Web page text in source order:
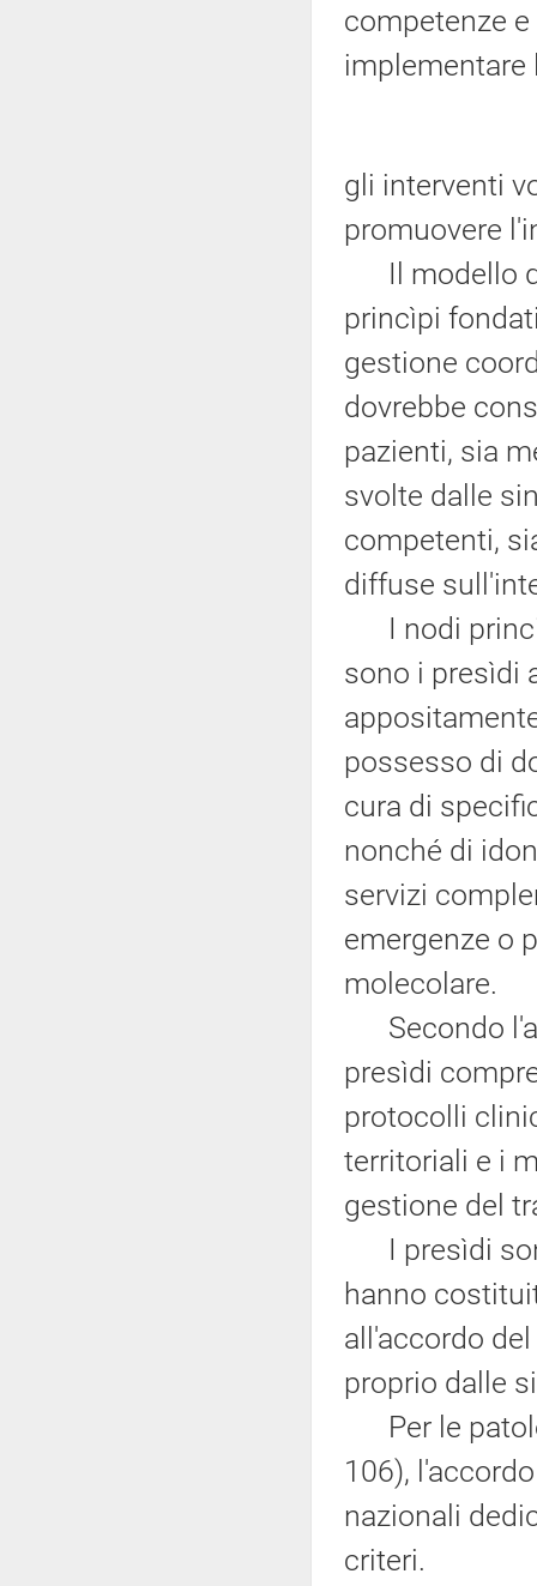
competenze
implementare
gli interventi
promuovere
Il modello
princìpi
gestione
dovrebbe
pazienti, sia
svolte dalle
competenti,
diffuse
I nodi
sono i presìdi
possesso di
cura di
nonché di
servizi
emergenze o
molecolare.
Secondo
presìdi
protocolli
territoriali e i
gestione del
I presìdi
hanno
all'accordo
proprio dalle
Per le
106),
nazionali
criteri.